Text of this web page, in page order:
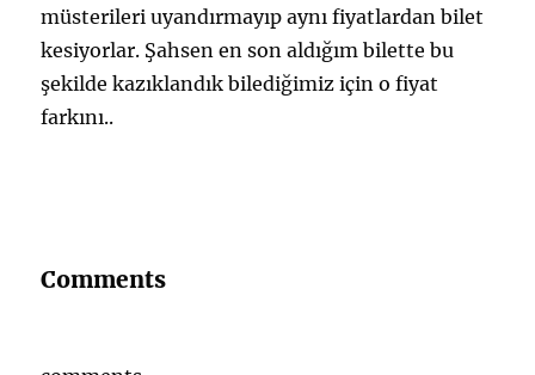
müsterileri uyandırmayıp aynı fiyatlardan bilet
kesiyorlar. Şahsen en son aldığım bilette bu
şekilde kazıklandık bilediğimiz için o fiyat
farkını..
Comments